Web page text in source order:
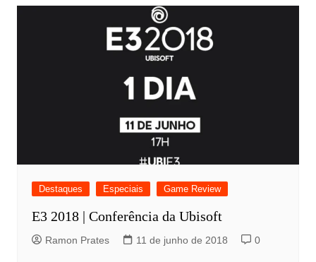
Destaques Especiais Game Review
E3 2018 | Conferência da Ubisoft
Ramon Prates 11 de junho de 2018 0